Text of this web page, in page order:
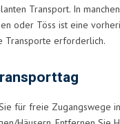
Transport. In
oder Töss ist eine
Transporte erforderlich.
für freie Zugangswege